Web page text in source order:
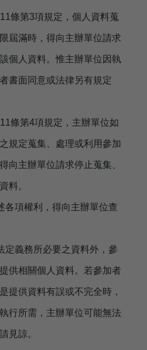
條第3項規定，個人資料蒐
屆滿時，得向主辦單位請求
個人資料。惟主辦單位因執
書面同意或法律另有規定
條第4項規定，主辦單位如
規定蒐集、處理或利用參加
向主辦單位請求停止蒐集、
料。
各項權利，得向主辦單位查
定義務所必要之資料外，參
供相關個人資料。若參加者
提供資料有誤或不完全時，
行所需，主辦單位可能無法
見諒。